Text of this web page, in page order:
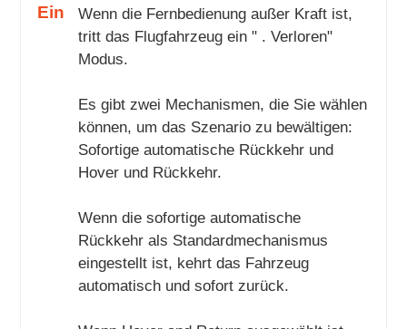
Ein
Wenn die Fernbedienung außer Kraft ist,
tritt das Flugfahrzeug ein " . Verloren"
Modus.
Es gibt zwei Mechanismen, die Sie wählen
können, um das Szenario zu bewältigen:
Sofortige automatische Rückkehr und
Hover und Rückkehr.
Wenn die sofortige automatische
Rückkehr als Standardmechanismus
eingestellt ist, kehrt das Fahrzeug
automatisch und sofort zurück.